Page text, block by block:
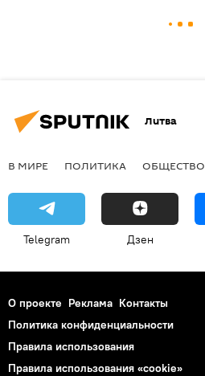
Литва
В МИРЕ ПОЛИТИКА ОБЩЕСТВО
Telegram Дзен
О проекте Реклама Контакты
Политика конфиденциальности
Правила использования
Правила использования «cookie»